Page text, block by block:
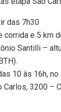
das 7h30
corrida e 5 km
Santilli –
10 às 16h, no
Carlos, 3200 –